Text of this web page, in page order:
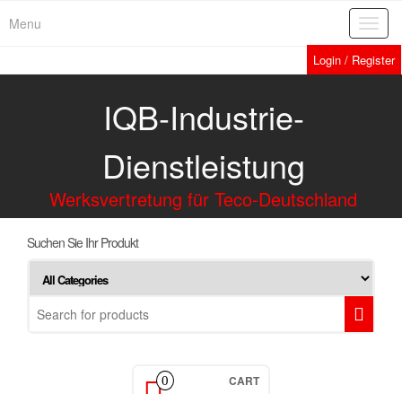
Menu
Login / Register
IQB-Industrie-
Dienstleistung
Werksvertretung für Teco-Deutschland
Suchen Sie Ihr Produkt
0 CART